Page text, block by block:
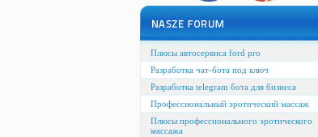
Плюсы автосервиса ford pro
Разработка чат-бота под ключ
Разработка telegram бота для бизнеса
Профессиональный эротический массаж
Плюсы профессионального эротического
массажа